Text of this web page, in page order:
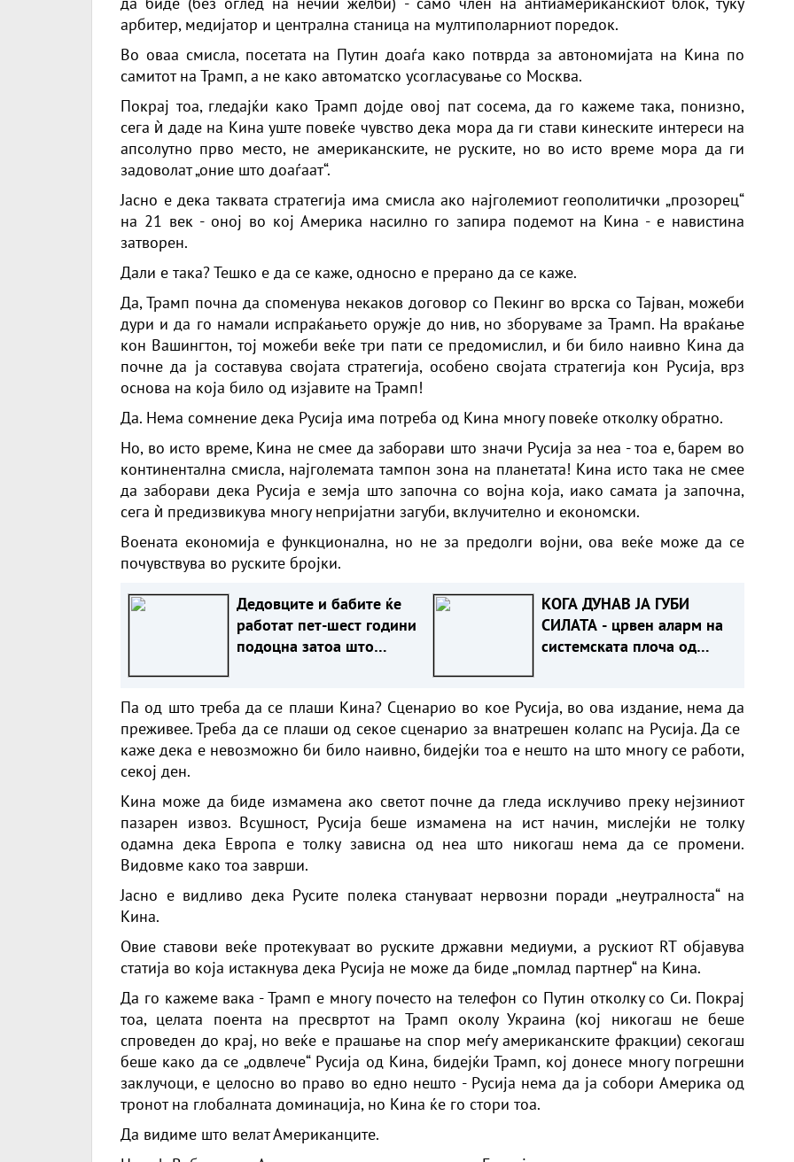
арбитер, медијатор и централна станица на мултиполарниот поредок.
Во оваа смисла, посетата на Путин доаѓа како потврда за автономијата на Кина по
самитот на Трамп, а не како автоматско усогласување со Москва.
Покрај тоа, гледајќи како Трамп дојде овој пат сосема, да го кажеме така, понизно,
сега ѝ даде на Кина уште повеќе чувство дека мора да ги стави кинеските интереси на
апсолутно прво место, не американските, не руските, но во исто време мора да ги
задоволат „оние што доаѓаат“.
Јасно е дека таквата стратегија има смисла ако најголемиот геополитички „прозорец“
на 21 век - оној во кој Америка насилно го запира подемот на Кина - е навистина
затворен.
Дали е така? Тешко е да се каже, односно е прерано да се каже.
Да, Трамп почна да споменува некаков договор со Пекинг во врска со Тајван, можеби
дури и да го намали испраќањето оружје до нив, но зборуваме за Трамп. На враќање
кон Вашингтон, тој можеби веќе три пати се предомислил, и би било наивно Кина да
почне да ја составува својата стратегија, особено својата стратегија кон Русија, врз
основа на која било од изјавите на Трамп!
Да. Нема сомнение дека Русија има потреба од Кина многу повеќе отколку обратно.
Но, во исто време, Кина не смее да заборави што значи Русија за неа - тоа е, барем во
континентална смисла, најголемата тампон зона на планетата! Кина исто така не смее
да заборави дека Русија е земја што започна со војна која, иако самата ја започна,
сега ѝ предизвикува многу непријатни загуби, вклучително и економски.
Воената економија е функционална, но не за предолги војни, ова веќе може да се
почувствува во руските бројки.
Дедовците и бабите ќе
работат пет-шест години
подоцна затоа што
КОГА ДУНАВ ЈА ГУБИ
СИЛАТА - црвен аларм на
системската плоча од
Па од што треба да се плаши Кина? Сценарио во кое Русија, во ова издание, нема да
преживее. Треба да се плаши од секое сценарио за внатрешен колапс на Русија. Да се ​​
каже дека е невозможно би било наивно, бидејќи тоа е нешто на што многу се работи,
секој ден.
Кина може да биде измамена ако светот почне да гледа исклучиво преку нејзиниот
пазарен извоз. Всушност, Русија беше измамена на ист начин, мислејќи не толку
одамна дека Европа е толку зависна од неа што никогаш нема да се промени.
Видовме како тоа заврши.
Јасно е видливо дека Русите полека стануваат нервозни поради „неутралноста“ на
Кина.
Овие ставови веќе протекуваат во руските државни медиуми, а рускиот RT објавува
статија во која истакнува дека Русија не може да биде „помлад партнер“ на Кина.
Да го кажеме вака - Трамп е многу почесто на телефон со Путин отколку со Си. Покрај
тоа, целата поента на пресвртот на Трамп околу Украина (кој никогаш не беше
спроведен до крај, но веќе е прашање на спор меѓу американските фракции) секогаш
беше како да се „одвлече“ Русија од Кина, бидејќи Трамп, кој донесе многу погрешни
заклучоци, е целосно во право во едно нешто - Русија нема да ја собори Америка од
тронот на глобалната доминација, но Кина ќе го стори тоа.
Да видиме што велат Американците.